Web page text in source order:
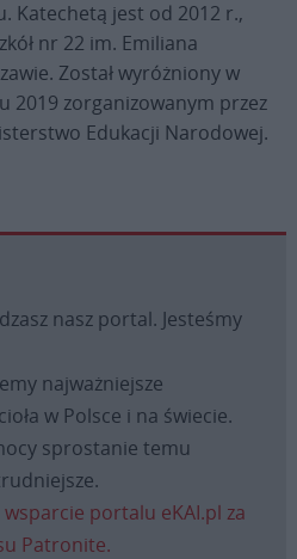
Katechetą jest od 2012 r.,
nr 22 im. Emiliana
Został wyróżniony w
2019 zorganizowanym przez
Edukacji Narodowej.
nasz portal. Jesteśmy
najważniejsze
w Polsce i na świecie.
sprostanie temu
wsparcie portalu eKAI.pl za
Patronite.